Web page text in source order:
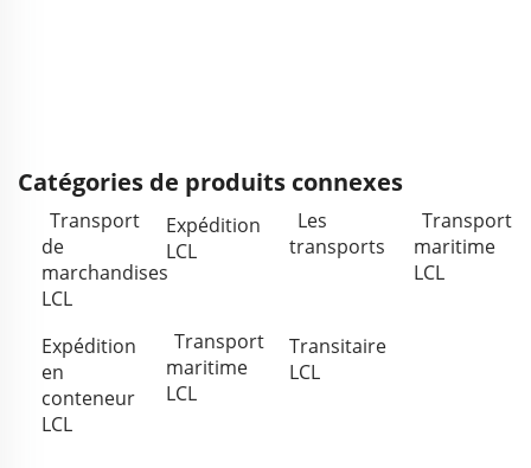
Catégories de produits connexes
Transport
de
marchandises
LCL
Expédition
LCL
Les
transports
Transport
maritime
LCL
Expédition
en
conteneur
LCL
Transport
maritime
LCL
Transitaire
LCL